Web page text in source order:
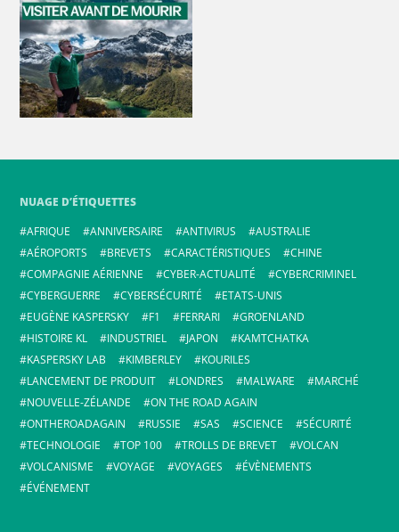
NUAGE D’ÉTIQUETTES
AFRIQUE
ANNIVERSAIRE ANTIVIRUS
AUSTRALIE
AÉROPORTS
BREVETS CARACTÉRISTIQUES
CHINE
COMPAGNIE AÉRIENNE
CYBER-ACTUALITÉ
CYBERCRIMINEL
CYBERGUERRE
CYBERSÉCURITÉ
ETATS-UNIS
EUGÈNE KASPERSKY
F1 FERRARI
GROENLAND
HISTOIRE KL
INDUSTRIEL JAPON
KAMTCHATKA
KASPERSKY LAB
KIMBERLEY
KOURILES
LANCEMENT DE PRODUIT
LONDRES MALWARE
MARCHÉ
NOUVELLE-ZÉLANDE
ON THE ROAD AGAIN
ONTHEROADAGAIN
RUSSIE SAS SCIENCE
SÉCURITÉ
TECHNOLOGIE
TOP 100 TROLLS DE BREVET
VOLCAN
VOLCANISME
VOYAGE VOYAGES
ÉVÈNEMENTS
ÉVÉNEMENT